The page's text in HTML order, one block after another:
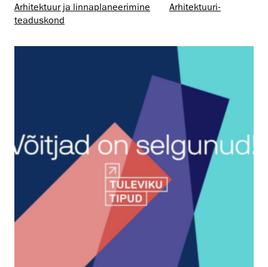
Arhitektuur ja linnaplaneerimine
Arhitektuuri­
teaduskond